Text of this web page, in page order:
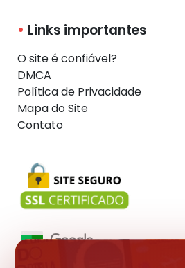
Links importantes
O site é confiável?
DMCA
Política de Privacidade
Mapa do Site
Contato